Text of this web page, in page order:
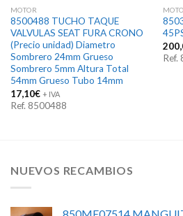
MOTOR
8500488 TUCHO TAQUE
VALVULAS SEAT FURA CRONO
(Precio unidad) Diametro
Sombrero 24mm Grueso
Sombrero 5mm Altura Total
54mm Grueso Tubo 14mm
17,10€ + IVA
Ref. 8500488
Ref.
NUEVOS RECAMBIOS